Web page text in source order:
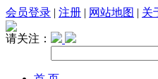
会员登录 | 注册 | 网站地图 | 关
请关注：